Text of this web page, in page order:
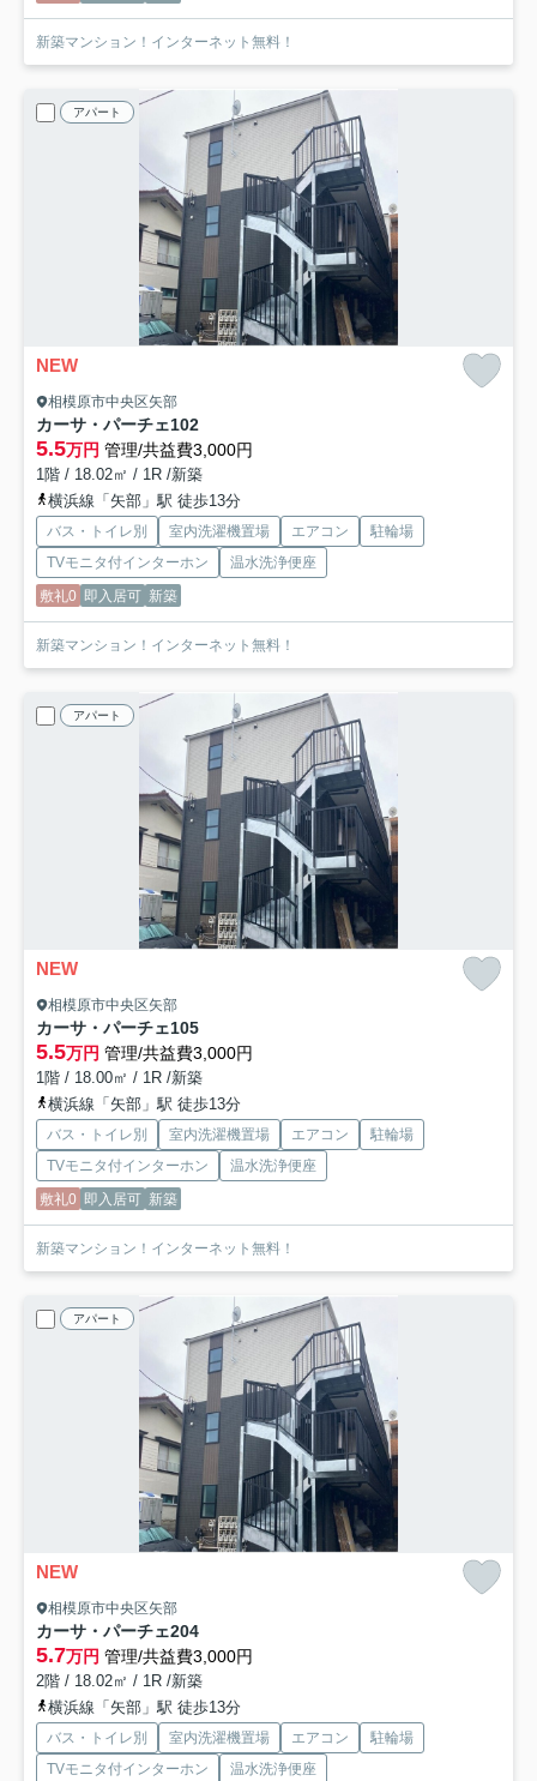
新築マンション！インターネット無料！
アパート
NEW
相模原市中央区矢部
カーサ・パーチェ102
5.5万円 管理/共益費3,000円
1階 / 18.02㎡ / 1R /新築
横浜線「矢部」駅 徒歩13分
バス・トイレ別 室内洗濯機置場 エアコン
駐輪場
TVモニタ付インターホン
温水洗浄便座
敷礼0 即入居可 新築
新築マンション！インターネット無料！
アパート
NEW
相模原市中央区矢部
カーサ・パーチェ105
5.5万円 管理/共益費3,000円
1階 / 18.00㎡ / 1R /新築
横浜線「矢部」駅 徒歩13分
バス・トイレ別 室内洗濯機置場 エアコン
駐輪場
TVモニタ付インターホン
温水洗浄便座
敷礼0 即入居可 新築
新築マンション！インターネット無料！
アパート
NEW
相模原市中央区矢部
カーサ・パーチェ204
5.7万円 管理/共益費3,000円
2階 / 18.02㎡ / 1R /新築
横浜線「矢部」駅 徒歩13分
バス・トイレ別 室内洗濯機置場 エアコン
駐輪場
TVモニタ付インターホン
温水洗浄便座